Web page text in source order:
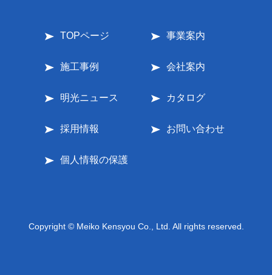
TOPページ 事業案内
施工事例 会社案内
明光ニュース カタログ
採用情報 お問い合わせ
個人情報の保護
Copyright © Meiko Kensyou Co., Ltd. All rights reserved.